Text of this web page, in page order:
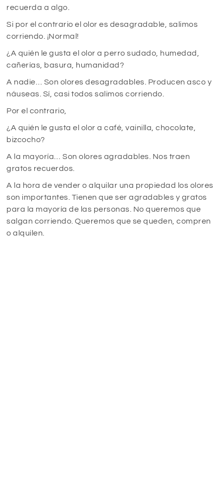
recuerda a algo.
Si por el contrario el olor es desagradable, salimos
corriendo. ¡Normal!
¿A quién le gusta el olor a perro sudado, humedad,
cañerías, basura, humanidad?
A nadie… Son olores desagradables. Producen asco y
náuseas. Sí, casi todos salimos corriendo.
Por el contrario,
¿A quién le gusta el olor a café, vainilla, chocolate,
bizcocho?
A la mayoría… Son olores agradables. Nos traen
gratos recuerdos.
A la hora de vender o alquilar una propiedad los olores
son importantes. Tienen que ser agradables y gratos
para la mayoría de las personas. No queremos que
salgan corriendo. Queremos que se queden, compren
o alquilen.